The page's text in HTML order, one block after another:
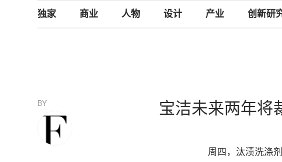
独家 商业 人物 设计 产业 创新研
BY 宝洁未来两年将
周四，汰渍洗涤